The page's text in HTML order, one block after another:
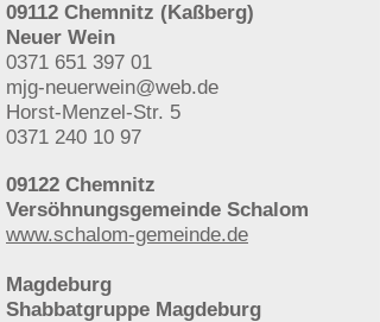
09112 Chemnitz (Kaßberg)
Neuer Wein
0371 651 397 01
mjg-neuerwein@web.de
Horst-Menzel-Str. 5
0371 240 10 97
09122 Chemnitz
Versöhnungsgemeinde Schalom
www.schalom-gemeinde.de
Magdeburg
Shabbatgruppe Magdeburg